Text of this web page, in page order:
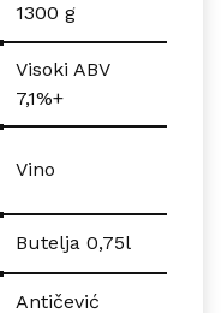
1300 g
Visoki ABV
7,1%+
Vino
Butelja 0,75l
Antičević